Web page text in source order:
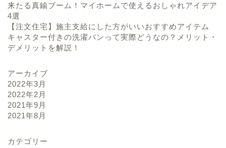
来たる真鍮ブーム！マイホームで使えるおしゃれアイデア
4選
【注文住宅】施主支給にした方がいいおすすめアイテム
キャスター付きの洗濯パンって実際どうなの？メリット・
デメリットを解説！
アーカイブ
2022年3月
2022年2月
2021年9月
2021年8月
カテゴリー